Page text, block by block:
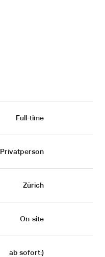
Full-time
Privatperson
Zürich
On-site
ab sofort:)